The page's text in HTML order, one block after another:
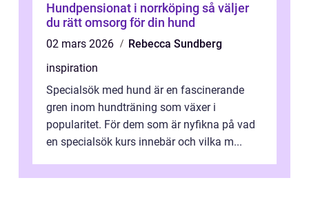
Hundpensionat i norrköping så väljer
du rätt omsorg för din hund
02 mars 2026
Rebecca Sundberg
inspiration
Specialsök med hund är en fascinerande
gren inom hundträning som växer i
popularitet. För dem som är nyfikna på vad
en specialsök kurs innebär och vilka m...